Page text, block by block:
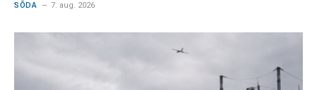
SÕDA 7. aug. 2026